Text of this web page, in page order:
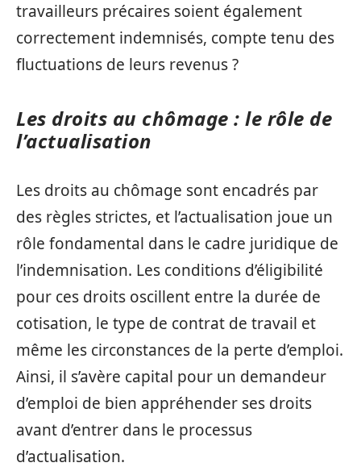
travailleurs précaires soient également
correctement indemnisés, compte tenu des
fluctuations de leurs revenus ?
Les droits au chômage : le rôle de
l’actualisation
Les droits au chômage sont encadrés par
des règles strictes, et l’actualisation joue un
rôle fondamental dans le cadre juridique de
l’indemnisation. Les conditions d’éligibilité
pour ces droits oscillent entre la durée de
cotisation, le type de contrat de travail et
même les circonstances de la perte d’emploi.
Ainsi, il s’avère capital pour un demandeur
d’emploi de bien appréhender ses droits
avant d’entrer dans le processus
d’actualisation.